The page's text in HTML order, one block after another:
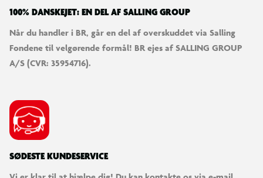
100% DANSKEJET: EN DEL AF SALLING GROUP
Når du handler i BR, går en del af overskuddet via Salling
Fondene til velgørende formål! BR ejes af SALLING GROUP
A/S (CVR: 35954716).
SØDESTE KUNDESERVICE